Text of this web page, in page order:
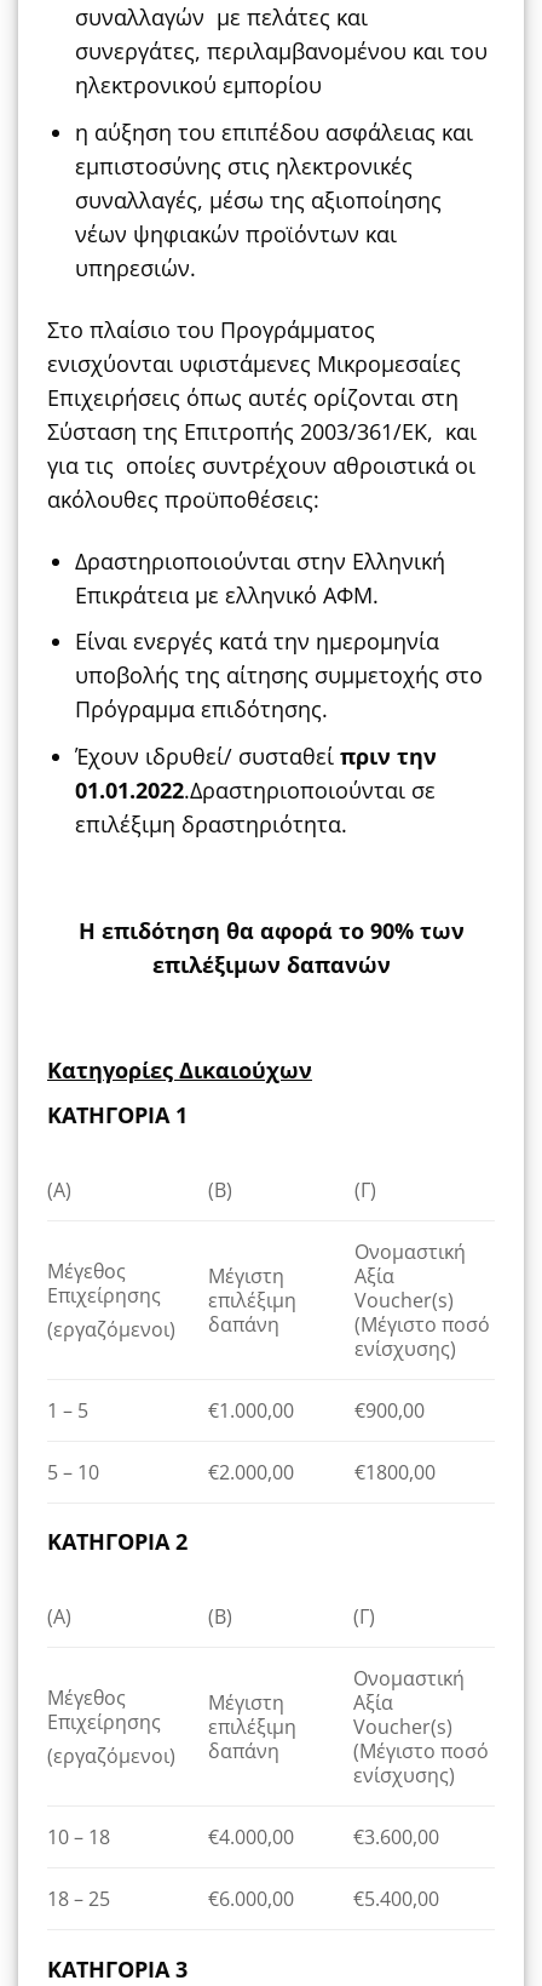
συναλλαγών με πελάτες και
συνεργάτες, περιλαμβανομένου και του
ηλεκτρονικού εμπορίου
η αύξηση του επιπέδου ασφάλειας και
εμπιστοσύνης στις ηλεκτρονικές
συναλλαγές, μέσω της αξιοποίησης
νέων ψηφιακών προϊόντων και
υπηρεσιών.
Στο πλαίσιο του Προγράμματος
ενισχύονται υφιστάμενες Μικρομεσαίες
Επιχειρήσεις όπως αυτές ορίζονται στη
Σύσταση της Επιτροπής 2003/361/ΕΚ, και
για τις οποίες συντρέχουν αθροιστικά οι
ακόλουθες προϋποθέσεις:
Δραστηριοποιούνται στην Ελληνική
Επικράτεια με ελληνικό ΑΦΜ.
Είναι ενεργές κατά την ημερομηνία
υποβολής της αίτησης συμμετοχής στο
Πρόγραμμα επιδότησης.
Έχουν ιδρυθεί/ συσταθεί πριν την
01.01.2022.Δραστηριοποιούνται σε
επιλέξιμη δραστηριότητα.
Η επιδότηση θα αφορά το 90% των
επιλέξιμων δαπανών
Κατηγορίες Δικαιούχων
ΚΑΤΗΓΟΡΙΑ 1
(Α) (B) (Γ)
Μέγεθος
Επιχείρησης
(εργαζόμενοι)
Μέγιστη
επιλέξιμη
δαπάνη
Ονομαστική
Αξία
Voucher(s)
(Μέγιστο ποσό
ενίσχυσης)
1 – 5 €1.000,00 €900,00
5 – 10 €2.000,00 €1800,00
ΚΑΤΗΓΟΡΙΑ 2
(Α) (Β) (Γ)
Μέγεθος
Επιχείρησης
(εργαζόμενοι)
Μέγιστη
επιλέξιμη
δαπάνη
Ονομαστική
Αξία
Voucher(s)
(Μέγιστο ποσό
ενίσχυσης)
10 – 18 €4.000,00 €3.600,00
18 – 25 €6.000,00 €5.400,00
ΚΑΤΗΓΟΡΙΑ 3